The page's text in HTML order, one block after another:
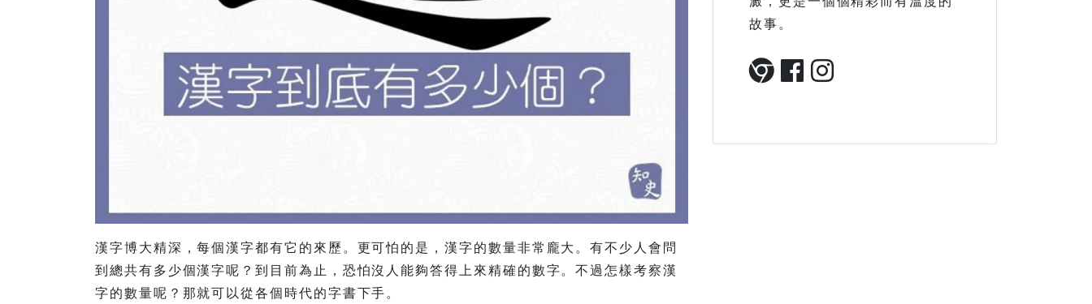
漢字博大精深，每個漢字都有它的來歷。更可怕的是，漢字的數量非常龐大。有不少人會問
到總共有多少個漢字呢？到目前為止，恐怕沒人能夠答得上來精確的數字。不過怎樣考察漢
字的數量呢？那就可以從各個時代的字書下手。
故事。